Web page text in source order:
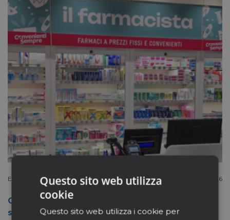
Extracanale Luglio 27 2026
Conad apre a Firenze il flagship store del
suo nuovo format Benessity: sei negozi in
Questo sito web utilizza
cookie
Questo sito web utilizza i cookie per